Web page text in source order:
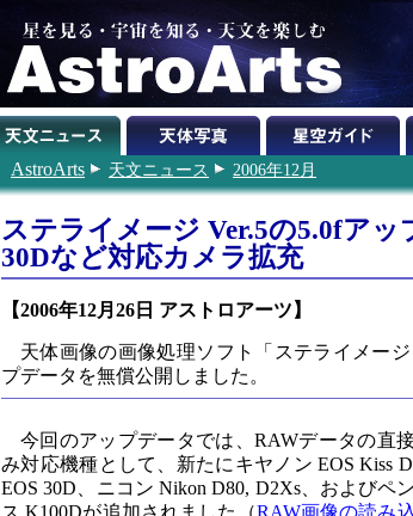
AstroArts 天文ニュース 2006年12月
ステライメージ Ver.5の5.0fア
30Dなど対応カメラ拡充
【2006年12月26日 アストロアーツ】
天体画像の画像処理ソフト「ステライメー
プデータを無償公開しました。
今回のアップデータでは、RAWデータの直
み対応機種として、新たにキヤノン EOS Kiss
EOS 30D、ニコン Nikon D80, D2Xs、およびペ
ス K100Dが追加されました（RAW画像の読み